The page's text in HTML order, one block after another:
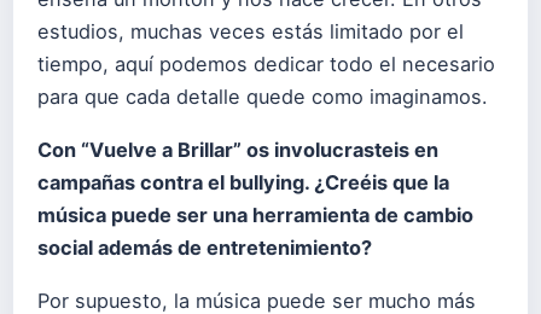
estudios, muchas veces estás limitado por el
tiempo, aquí podemos dedicar todo el necesario
para que cada detalle quede como imaginamos.
Con “Vuelve a Brillar” os involucrasteis en
campañas contra el bullying. ¿Creéis que la
música puede ser una herramienta de cambio
social además de entretenimiento?
Por supuesto, la música puede ser mucho más